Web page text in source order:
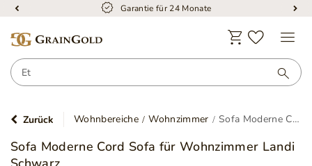
Garantie für 24 Monate
Zurück Wohnbereiche Wohnzimmer Sofa Moderne Cord Sofa für Wohnzimmer Landi Schwarz
Sofa Moderne Cord Sofa für Wohnzimmer Landi